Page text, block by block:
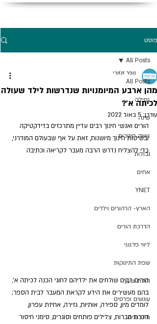
פוסט
All Posts
גמילה
שינה
גישה חינוכית
גבולות
אחים
YNET
הארץ- הרהורים וילדים
הדרכת הורים
ליווי פדגוגי
שפת התינוקות
הזזת שעון
עונשים ופרסים
מתבגרים
All Posts
מהן ארבע המיומנויות שנדרשות לילד שעולה
לכיתה א'?
נופר זנזורי
עודכן:5 באוג׳ 2022
הורים ואנשי חינוך רבים עדיין מתרכזים בדידקטיקה
ובשיטות חינוך מיושנות, זאת על אף שבעולם המודרני,
כדי להצליח נדרש הרבה מעבר לקריאה וכתיבה
הורים רבים שולחים את ילדיהם לחוגי הכנה לכיתה א',
בהם מעשירים את הידע לקראת המעבר לבית הספר;
לומדים מיון, ספירה, אותיות, גזירה, אחיזת עפרון,
הכרת הברות, צלילים פותחים וסוגרים, סימני חיסור